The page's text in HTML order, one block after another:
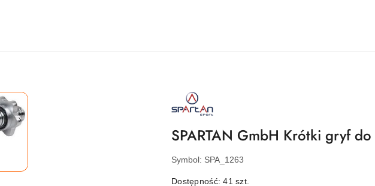
NAZWA
PRODUCENTA:
SPARTAN
SPARTAN GmbH Krótki gryf
Symbol: SPA_1263
Dostępność:41szt.